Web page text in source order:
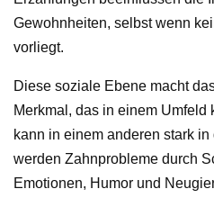
Gewohnheiten, selbst wenn
vorliegt.
Diese soziale Ebene macht
Merkmal, das in einem Umfeld
kann in einem anderen stark
werden Zahnprobleme durch
Emotionen, Humor und